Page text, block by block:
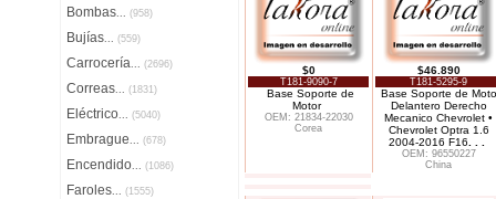
Bombas... (958)
Bujías... (559)
Carrocería... (2696)
Correas... (1831)
Eléctrico... (5040)
Embrague... (678)
Encendido... (1086)
Faroles... (1555)
$0
T181-9090-7
Base Soporte de
Motor
OEM: 21834-22030
Corea
$46.890
T181-5295-9
Base Soporte de
Delantero Derecho
Mecanico Chevrolet •
Chevrolet Optra 1.6
2004-2016 F16
OEM: 96550227
China